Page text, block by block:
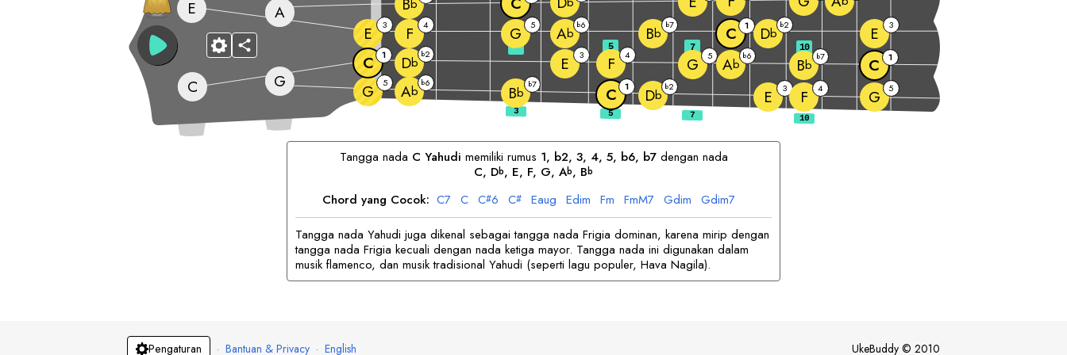
G G 5 Ab
b6
Bb
b7 C 1 Db
b2 E 3 F 4 G 5
C
C 1 Db
b2 E 3 F 4 G 5 Ab
b6 Bb
b7 C 1
E
E
3 F 4 G 5 Ab
b6 Bb
b7 C 1 Db
b2 E 3
A b
3 5 7 10
Tangga nada C Yahudi memiliki rumus 1, b2, 3, 4, 5, b6, b7dengan nada
C, Db, E, F, G, Ab, Bb
Chord yang Cocok: C7 C C#6 C# Eaug Edim Fm FmM7 Gdim Gdim7
Tangga nada Yahudi juga dikenal sebagai tangga nada Frigia dominan, karena mirip dengan
tangga nada Frigia kecuali dengan nada ketiga mayor. Tangga nada ini digunakan dalam
musik flamenco, dan musik tradisional Yahudi (seperti lagu populer, Hava Nagila).
Pengaturan · Bantuan & Privacy · English UkeBuddy © 2010